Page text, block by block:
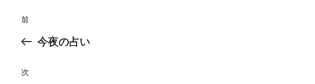
投
ビ
前
の
稿
前
今夜の占い
次
次